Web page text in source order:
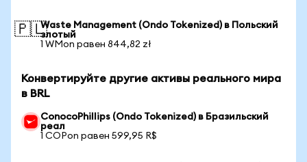
🇵🇱Waste Management (Ondo Tokenized) в Польский
злотый
1 WMon равен 844,82 zł
Конвертируйте другие активы реального мира
в BRL
ConocoPhillips (Ondo Tokenized) в Бразильский
реал
1 COPon равен 599,95 R$